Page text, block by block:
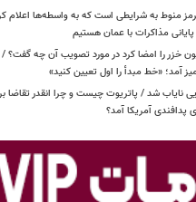
منوط به شرایطی است که به واسطه‌ها اعلام
مذاکرات با عمان هستیم
خزر را امضا کرد در مورد تصویب آن چه
نایاب شد / پاتریوت چیست و چرا انقدر تقاضا
آمریکا آمد؟